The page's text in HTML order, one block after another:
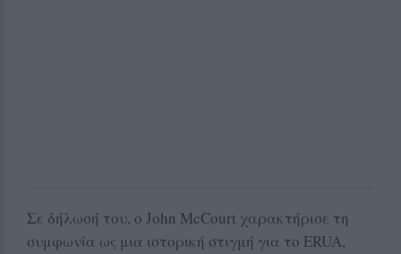
Σε δήλωσή του, ο John McCourt χαρακτήρισε τη
συμφωνία ως μια ιστορική στιγμή για το ERUA,